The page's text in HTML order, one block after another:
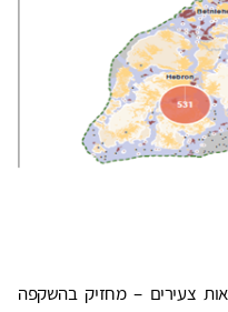
צעירים – מחזיק בהשקפה